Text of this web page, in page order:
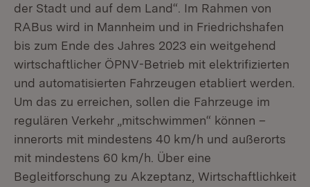
der Stadt und auf dem Land“. Im Rahmen von
RABus wird in Mannheim und in Friedrichshafen
bis zum Ende des Jahres 2023 ein weitgehend
wirtschaftlicher ÖPNV-Betrieb mit elektrifizierten
und automatisierten Fahrzeugen etabliert werden.
Um das zu erreichen, sollen die Fahrzeuge im
regulären Verkehr „mitschwimmen“ können –
innerorts mit mindestens 40 km/h und außerorts
mit mindestens 60 km/h. Über eine
Begleitforschung zu Akzeptanz, Wirtschaftlichkeit